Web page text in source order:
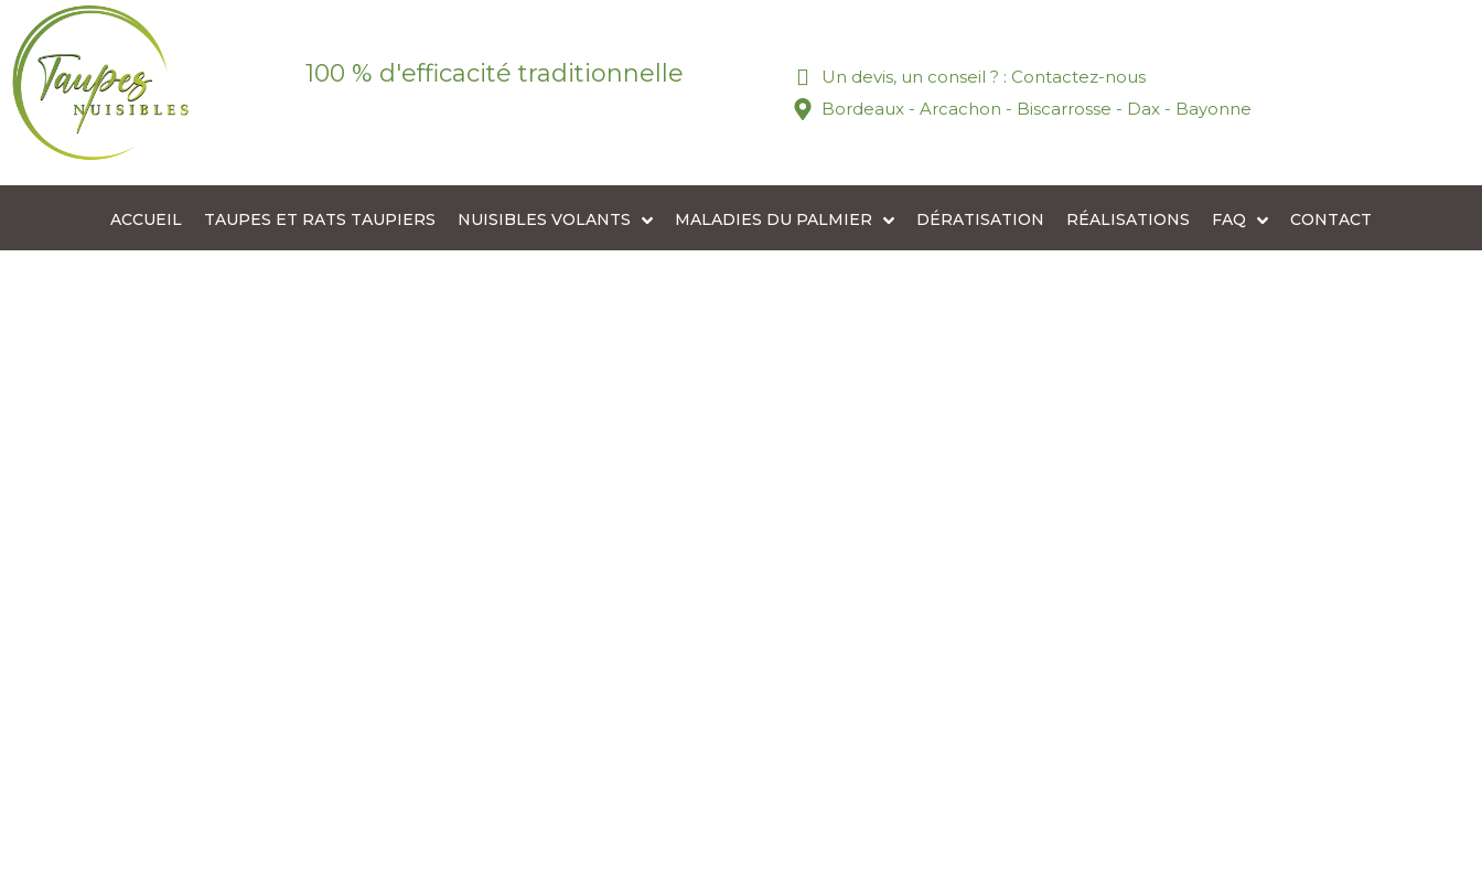
100 % d'efficacité traditionnelle
Un devis, un conseil ? : Contactez-nous
Bordeaux - Arcachon - Biscarrosse - Dax - Bayonne
ACCUEIL TAUPES ET RATS TAUPIERS NUISIBLES VOLANTS MALADIES DU PALMIER DÉRATISATION RÉALISATIONS FAQ CONTACT